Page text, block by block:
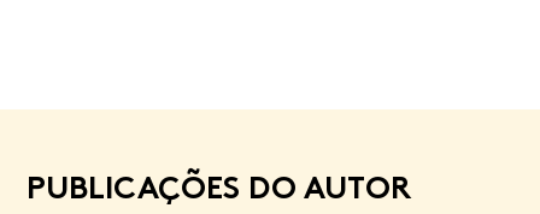
PUBLICAÇÕES DO AUTOR